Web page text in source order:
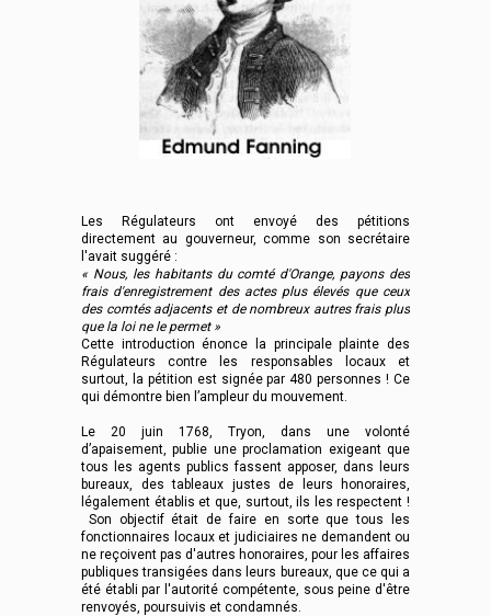
Les Régulateurs ont envoyé des pétitions
directement au gouverneur, comme son secrétaire
l'avait suggéré :
« Nous, les habitants du comté d'Orange, payons des
frais d'enregistrement des actes plus élevés que ceux
des comtés adjacents et de nombreux autres frais plus
que la loi ne le permet »
Cette introduction énonce la principale plainte des
Régulateurs contre les responsables locaux et
surtout, la pétition est signée par 480 personnes ! Ce
qui démontre bien l’ampleur du mouvement.
Le 20 juin 1768, Tryon, dans une volonté
d’apaisement, publie une proclamation exigeant que
tous les agents publics fassent apposer, dans leurs
bureaux, des tableaux justes de leurs honoraires,
légalement établis et que, surtout, ils les respectent !
Son objectif était de faire en sorte que tous les
fonctionnaires locaux et judiciaires ne demandent ou
ne reçoivent pas d'autres honoraires, pour les affaires
publiques transigées dans leurs bureaux, que ce qui a
été établi par l'autorité compétente, sous peine d'être
renvoyés, poursuivis et condamnés.